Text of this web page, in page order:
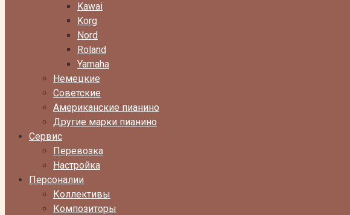
Kawai
Korg
Nord
Roland
Yamaha
Немецкие
Советские
Американские пианино
Другие марки пианино
Сервис
Перевозка
Настройка
Персоналии
Коллективы
Композиторы